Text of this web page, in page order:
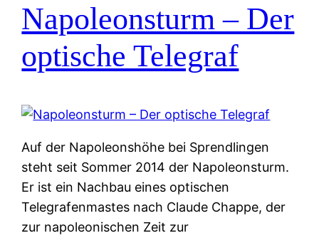
Napoleonsturm – Der
optische Telegraf
Auf der Napoleonshöhe bei Sprendlingen
steht seit Sommer 2014 der Napoleonsturm.
Er ist ein Nachbau eines optischen
Telegrafenmastes nach Claude Chappe, der
zur napoleonischen Zeit zur